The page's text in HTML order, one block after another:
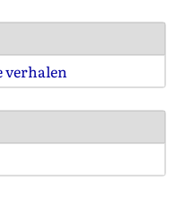
verhalen